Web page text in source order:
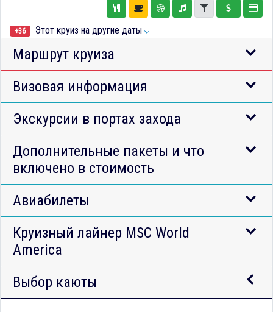
+36 Этот круиз на другие даты
Маршрут круиза
Визовая информация
Экскурсии в портах захода
Дополнительные пакеты и что
включено в стоимость
Авиабилеты
Круизный лайнер MSC World
America
Выбор каюты